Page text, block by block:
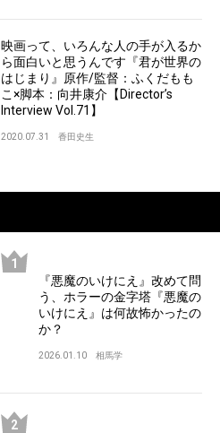
映画って、いろんな人の手が入るか
ら面白いと思うんです『君が世界の
はじまり』原作/監督：ふくだもも
こ×脚本：向井康介【Director’s
Interview Vol.71】
2020.07.31 香田史生
『悪魔のいけにえ』改めて問
う、ホラーの金字塔『悪魔の
いけにえ』は何故怖かったの
か？
2026.01.10 相馬学